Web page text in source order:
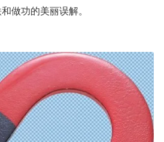
做功的美丽误解。